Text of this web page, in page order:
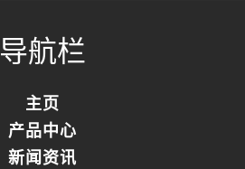
导航栏
主页
产品中心
新闻资讯